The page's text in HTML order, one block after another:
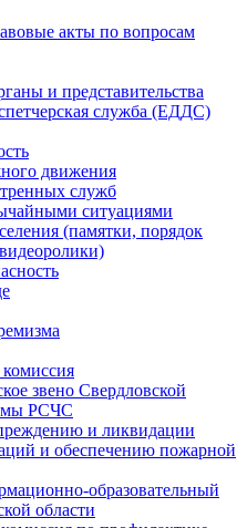
акты по вопросам
и представительства
служба (ЕДДС)
движения
служб
ситуациями
(памятки, порядок
звено Свердловской
РСЧС
и ликвидации
и обеспечению пожарной
образовательный
области